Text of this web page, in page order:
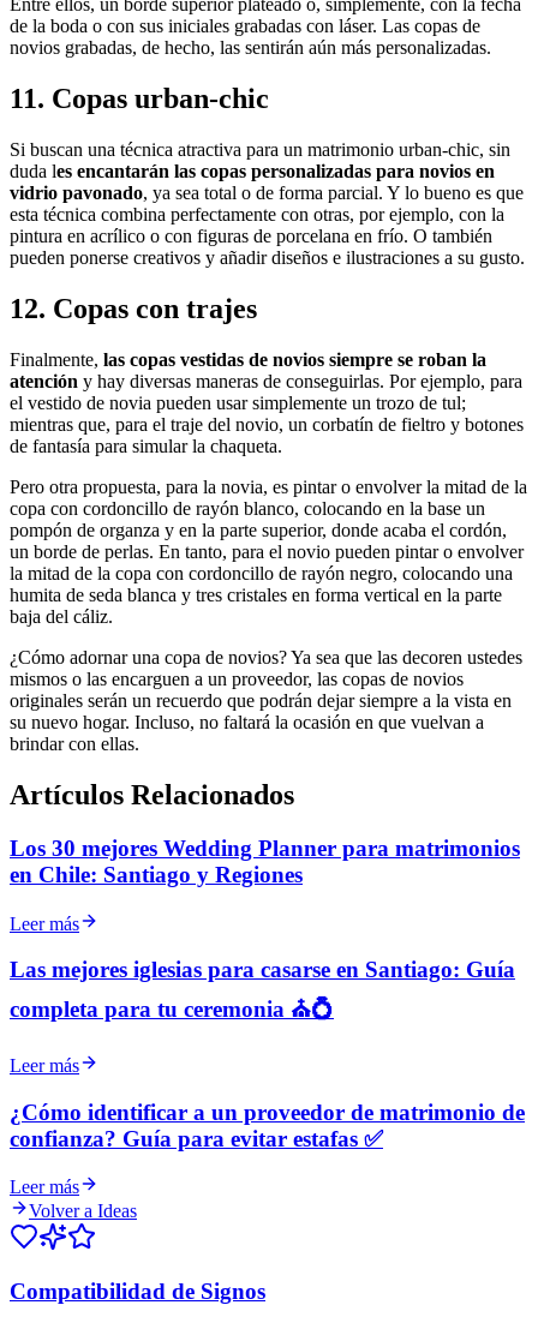
Entre ellos, un borde superior plateado o, simplemente, con la fecha
de la boda o con sus iniciales grabadas con láser. Las copas de
novios grabadas, de hecho, las sentirán aún más personalizadas.
11. Copas urban-chic
Si buscan una técnica atractiva para un matrimonio urban-chic, sin
duda les encantarán las copas personalizadas para novios en
vidrio pavonado, ya sea total o de forma parcial. Y lo bueno es que
esta técnica combina perfectamente con otras, por ejemplo, con la
pintura en acrílico o con figuras de porcelana en frío. O también
pueden ponerse creativos y añadir diseños e ilustraciones a su gusto.
12. Copas con trajes
Finalmente, las copas vestidas de novios siempre se roban la
atención y hay diversas maneras de conseguirlas. Por ejemplo, para
el vestido de novia pueden usar simplemente un trozo de tul;
mientras que, para el traje del novio, un corbatín de fieltro y botones
de fantasía para simular la chaqueta.
Pero otra propuesta, para la novia, es pintar o envolver la mitad de la
copa con cordoncillo de rayón blanco, colocando en la base un
pompón de organza y en la parte superior, donde acaba el cordón,
un borde de perlas. En tanto, para el novio pueden pintar o envolver
la mitad de la copa con cordoncillo de rayón negro, colocando una
humita de seda blanca y tres cristales en forma vertical en la parte
baja del cáliz.
¿Cómo adornar una copa de novios? Ya sea que las decoren ustedes
mismos o las encarguen a un proveedor, las copas de novios
originales serán un recuerdo que podrán dejar siempre a la vista en
su nuevo hogar. Incluso, no faltará la ocasión en que vuelvan a
brindar con ellas.
Artículos Relacionados
Los 30 mejores Wedding Planner para matrimonios
en Chile: Santiago y Regiones
Leer más
Las mejores iglesias para casarse en Santiago: Guía
completa para tu ceremonia ⛪💍
Leer más
¿Cómo identificar a un proveedor de matrimonio de
confianza? Guía para evitar estafas ✅
Leer más
Volver a Ideas
Compatibilidad de Signos